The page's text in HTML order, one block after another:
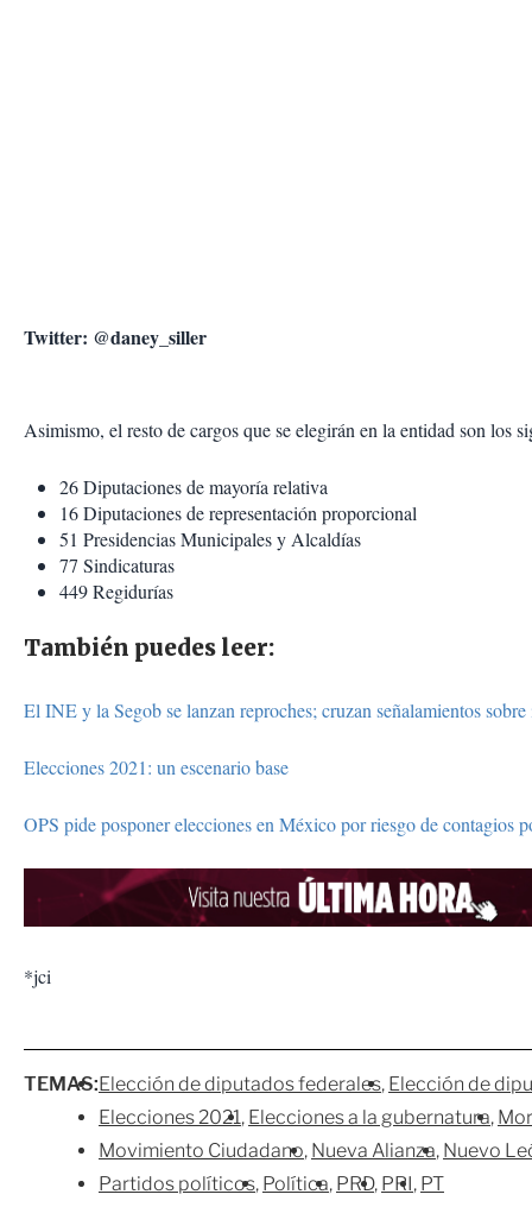
Twitter: @daney_siller
Asimismo, el resto de cargos que se elegirán en la entidad son los
26 Diputaciones de mayoría relativa
16 Diputaciones de representación proporcional
51 Presidencias Municipales y Alcaldías
77 Sindicaturas
449 Regidurías
También puedes leer:
El INE y la Segob se lanzan reproches; cruzan señalamientos
Elecciones 2021: un escenario base
OPS pide posponer elecciones en México por riesgo de contagios
*jci
TEMAS:Elección de diputados federales Elección de
Elecciones 2021 Elecciones a la gubernatura
Movimiento Ciudadano Nueva Alianza Nuevo
Partidos políticos Política PRD PRI PT